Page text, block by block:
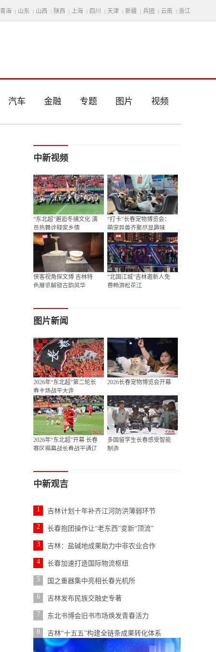
青海 | 山东 | 山西 | 陕西 | 上海 | 四川 | 天津 | 新疆 | 兵团 | 云南 | 浙江
汽车 金融 专题 图片 视频
中新视频
“东北超”邂逅冬捕文化 演
员热舞诠释家乡情
“打卡”长春宠物博览会：
萌宠异兽齐聚尽显趣味
侠客视角探文博 吉林特
色展览解锁古韵风华
“北国江城”吉林邀新人免
费畅游松花江
图片新闻
2026年“东北超”第二轮长
春主场战平大连
2026长春宠物博览会开幕
2026年“东北超”开幕 长春
赛区揭幕战长春战平通辽
多国留学生长春感受智能
制造
中新观吉
1 吉林计划十年补齐江河防洪薄弱环节
2 长春抱团操作让“老东西”变新“顶流”
3 吉林：盐碱地成果助力中非农业合作
4 长春加速打造国际物流枢纽
5 国之重器集中亮相长春光机所
6 吉林发布民族交融史专著
7 东北书博会旧书市场焕发青春活力
8 吉林“十五五”构建全链条成果转化体系